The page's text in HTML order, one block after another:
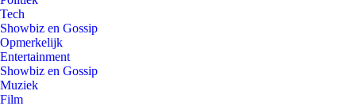
Tech
Showbiz en Gossip
Opmerkelijk
Entertainment
Showbiz en Gossip
Muziek
Film